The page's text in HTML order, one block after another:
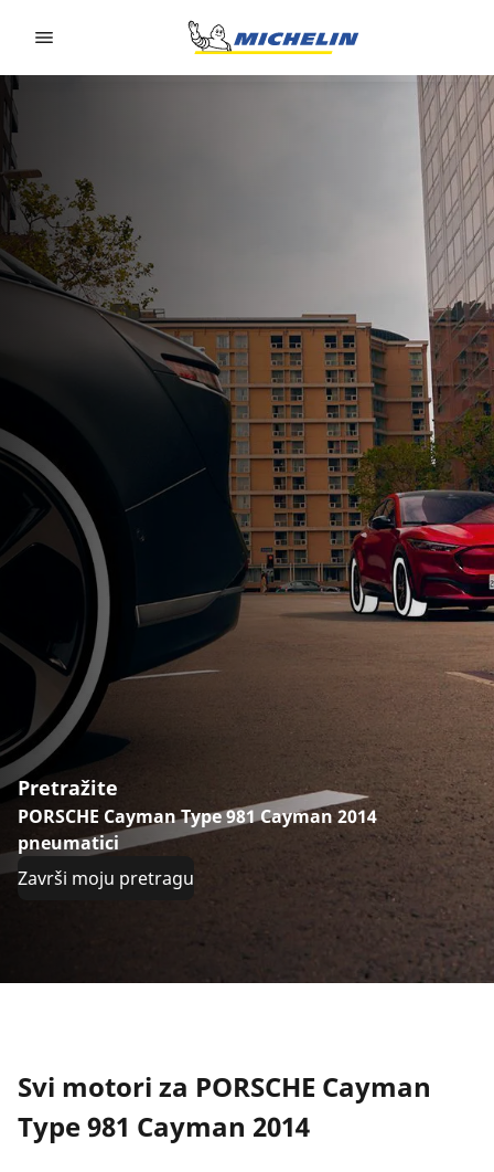
Pretražite
PORSCHE Cayman Type 981 Cayman 2014
pneumatici
Završi moju pretragu
Svi motori za PORSCHE Cayman
Type 981 Cayman 2014